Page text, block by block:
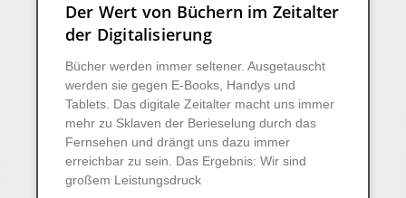
Der Wert von Büchern im Zeitalter
der Digitalisierung
Bücher werden immer seltener. Ausgetauscht
werden sie gegen E-Books, Handys und
Tablets. Das digitale Zeitalter macht uns immer
mehr zu Sklaven der Berieselung durch das
Fernsehen und drängt uns dazu immer
erreichbar zu sein. Das Ergebnis: Wir sind
großem Leistungsdruck